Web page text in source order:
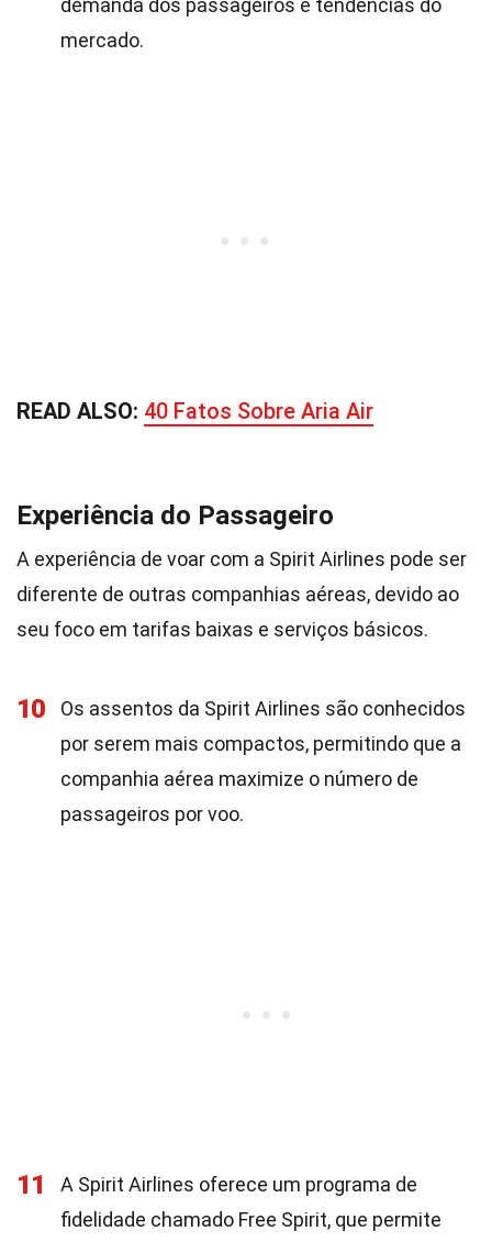
demanda dos passageiros e tendências do
mercado.
READ ALSO: 40 Fatos Sobre Aria Air
Experiência do Passageiro
A experiência de voar com a Spirit Airlines pode ser
diferente de outras companhias aéreas, devido ao
seu foco em tarifas baixas e serviços básicos.
10
Os assentos da Spirit Airlines são conhecidos
por serem mais compactos, permitindo que a
companhia aérea maximize o número de
passageiros por voo.
11
A Spirit Airlines oferece um programa de
fidelidade chamado Free Spirit, que permite